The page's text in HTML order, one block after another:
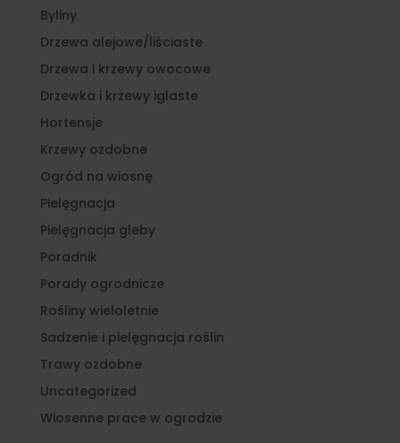
Byliny
Drzewa alejowe/liściaste
Drzewa i krzewy owocowe
Drzewka i krzewy iglaste
Hortensje
Krzewy ozdobne
Ogród na wiosnę
Pielęgnacja
Pielęgnacja gleby
Poradnik
Porady ogrodnicze
Rośliny wieloletnie
Sadzenie i pielęgnacja roślin
Trawy ozdobne
Uncategorized
Wiosenne prace w ogrodzie